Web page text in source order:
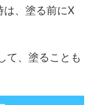
は、塗る前にX
て、塗ることも